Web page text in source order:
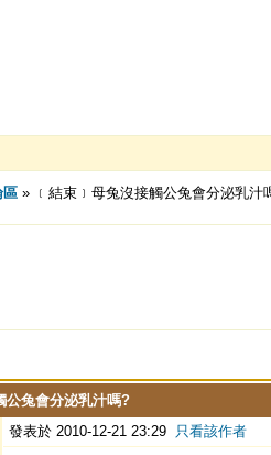
區» ﹝結束﹞母兔沒接觸公兔會分泌乳汁
公兔會分泌乳汁嗎?
發表於 2010-12-21 23:29 只看該作者